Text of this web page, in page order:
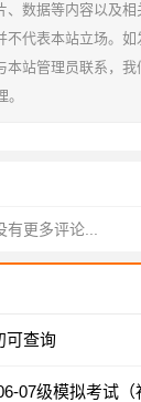
、数据等内容以及
不代表本站立场。
本站管理员联系，
有更多评论...
可查询
07级模拟考试